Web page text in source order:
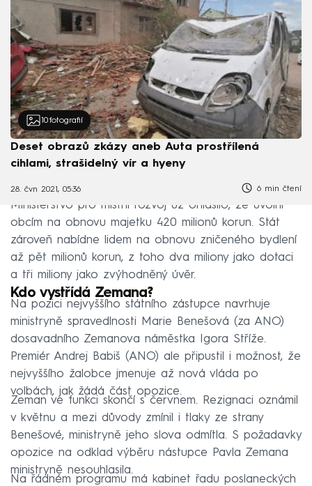
10 fotografií
Deset obrazů zkázy aneb Auta prostřílená
cihlami, strašidelný vír a hyeny
28. čvn 2021, 05:36 6 min čtení
Ministerstvo pro místní rozvoj už ohlásilo, že uvolní
obcím na obnovu majetku 420 milionů korun. Stát
zároveň nabídne lidem na obnovu zničeného bydlení
až pět milionů korun, z toho dva miliony jako dotaci
a tři miliony jako zvýhodněný úvěr.
Kdo vystřídá Zemana?
Na pozici nejvyššího státního zástupce navrhuje
ministryně spravedlnosti Marie Benešová (za ANO)
dosavadního Zemanova náměstka Igora Stříže.
Premiér Andrej Babiš (ANO) ale připustil i možnost, že
nejvyššího žalobce jmenuje až nová vláda po
volbách, jak žádá část opozice.
Zeman ve funkci skončí s červnem. Rezignaci oznámil
v květnu a mezi důvody zmínil i tlaky ze strany
Benešové, ministryně jeho slova odmítla. S požadavky
opozice na odklad výběru nástupce Pavla Zemana
ministryně nesouhlasila.
Na řádném programu má kabinet řadu poslaneckých